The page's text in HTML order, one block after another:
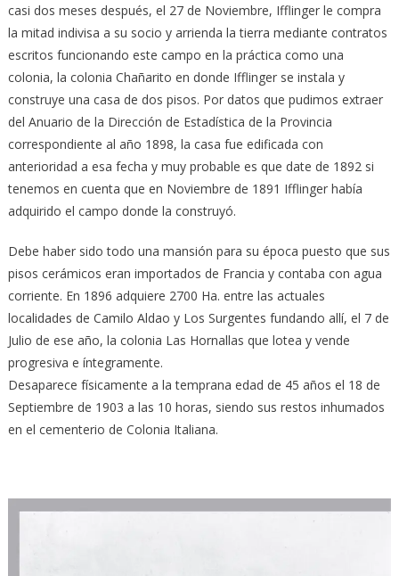
casi dos meses después, el 27 de Noviembre, Ifflinger le compra
la mitad indivisa a su socio y arrienda la tierra mediante contratos
escritos funcionando este campo en la práctica como una
colonia, la colonia Chañarito en donde Ifflinger se instala y
construye una casa de dos pisos. Por datos que pudimos extraer
del Anuario de la Dirección de Estadística de la Provincia
correspondiente al año 1898, la casa fue edificada con
anterioridad a esa fecha y muy probable es que date de 1892 si
tenemos en cuenta que en Noviembre de 1891 Ifflinger había
adquirido el campo donde la construyó.
Debe haber sido todo una mansión para su época puesto que sus
pisos cerámicos eran importados de Francia y contaba con agua
corriente. En 1896 adquiere 2700 Ha. entre las actuales
localidades de Camilo Aldao y Los Surgentes fundando allí, el 7 de
Julio de ese año, la colonia Las Hornallas que lotea y vende
progresiva e íntegramente.
Desaparece físicamente a la temprana edad de 45 años el 18 de
Septiembre de 1903 a las 10 horas, siendo sus restos inhumados
en el cementerio de Colonia Italiana.